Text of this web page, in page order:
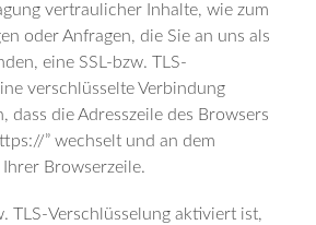
vertraulicher Inhalte, wie zum
oder Anfragen, die Sie an uns als
eine SSL-bzw. TLS-
verschlüsselte Verbindung
dass die Adresszeile des Browsers
” wechselt und an dem
Browserzeile.
TLS-Verschlüsselung aktiviert ist,